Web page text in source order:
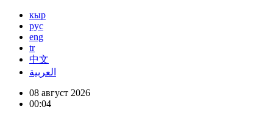
кыр
рус
eng
tr
中文
العربية
08 август 2026
00:04